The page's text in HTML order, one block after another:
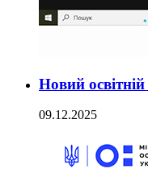
Новий
09.12.2025